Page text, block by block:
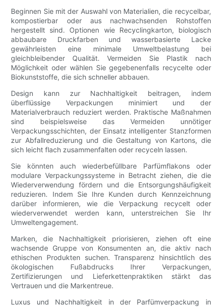
Beginnen Sie mit der Auswahl von Materialien, die recycelbar,
kompostierbar oder aus nachwachsenden Rohstoffen
hergestellt sind. Optionen wie Recyclingkarton, biologisch
abbaubare Druckfarben und wasserbasierte Lacke
gewährleisten eine minimale Umweltbelastung bei
gleichbleibender Qualität. Vermeiden Sie Plastik nach
Möglichkeit oder wählen Sie gegebenenfalls recycelte oder
Biokunststoffe, die sich schneller abbauen.
Design kann zur Nachhaltigkeit beitragen, indem
überflüssige Verpackungen minimiert und der
Materialverbrauch reduziert werden. Praktische Maßnahmen
sind beispielsweise das Vermeiden unnötiger
Verpackungsschichten, der Einsatz intelligenter Stanzformen
zur Abfallreduzierung und die Gestaltung von Kartons, die
sich leicht flach zusammenfalten oder recyceln lassen.
Sie könnten auch wiederbefüllbare Parfümflakons oder
modulare Verpackungssysteme in Betracht ziehen, die die
Wiederverwendung fördern und die Entsorgungshäufigkeit
reduzieren. Indem Sie Ihre Kunden durch Kennzeichnung
darüber informieren, wie die Verpackung recycelt oder
wiederverwendet werden kann, unterstreichen Sie Ihr
Umweltengagement.
Marken, die Nachhaltigkeit priorisieren, ziehen oft eine
wachsende Gruppe von Konsumenten an, die aktiv nach
ethischen Produkten suchen. Transparenz hinsichtlich des
ökologischen Fußabdrucks Ihrer Verpackungen,
Zertifizierungen und Lieferkettenpraktiken stärkt das
Vertrauen und die Markentreue.
Luxus und Nachhaltigkeit in der Parfümverpackung in